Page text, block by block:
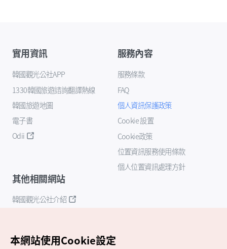
實用資訊
韓國觀光公社APP
1330韓國旅遊諮詢翻譯熱線
韓國旅遊地圖
電子書
Odii
服務內容
服務條款
FAQ
個人資訊保護政策
Cookie 設置
Cookie政策
位置資訊服務使用條款
個人位置資訊處理方針
其他相關網站
韓國觀光公社介紹
本網站使用Cookie設定